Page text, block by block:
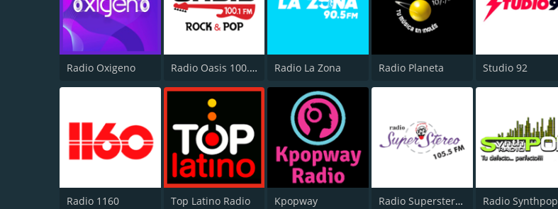
Radio Oxigeno Radio Oasis 100.1 FM Radio La Zona Radio Planeta Studio 92
Radio 1160 Top Latino Radio Kpopway Radio Superstereo Radio Synthpop